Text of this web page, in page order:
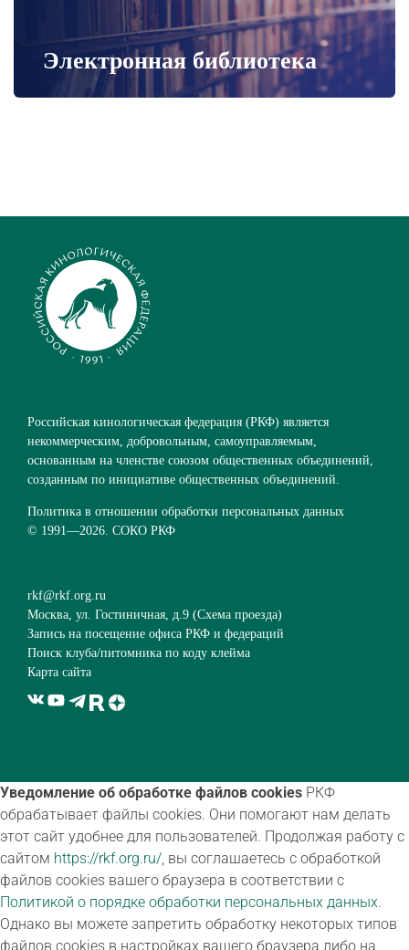
Электронная библиотека
Российская кинологическая федерация (РКФ) является
некоммерческим, добровольным, самоуправляемым,
основанным на членстве союзом общественных объединений,
созданным по инициативе общественных объединений.
Политика в отношении обработки персональных данных
© 1991—2026. СОКО РКФ
rkf@rkf.org.ru
Москва, ул. Гостиничная, д.9 (Схема проезда)
Запись на посещение офиса РКФ и федераций
Поиск клуба/питомника по коду клейма
Карта сайта
Уведомление об обработке файлов cookies РКФ
обрабатывает файлы cookies. Они помогают нам делать
этот сайт удобнее для пользователей. Продолжая работу с
сайтом https://rkf.org.ru/, вы соглашаетесь с обработкой
файлов cookies вашего браузера в соответствии с
Политикой о порядке обработки персональных данных.
Однако вы можете запретить обработку некоторых типов
файлов cookies в настройках вашего браузера либо на